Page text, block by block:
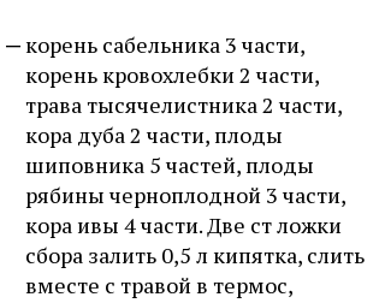
корень сабельника 3 части,
корень кровохлебки 2 части,
трава тысячелистника 2 части,
кора дуба 2 части, плоды
шиповника 5 частей, плоды
рябины черноплодной 3 части,
кора ивы 4 части. Две ст ложки
сбора залить 0,5 л кипятка, слить
вместе с травой в термос,